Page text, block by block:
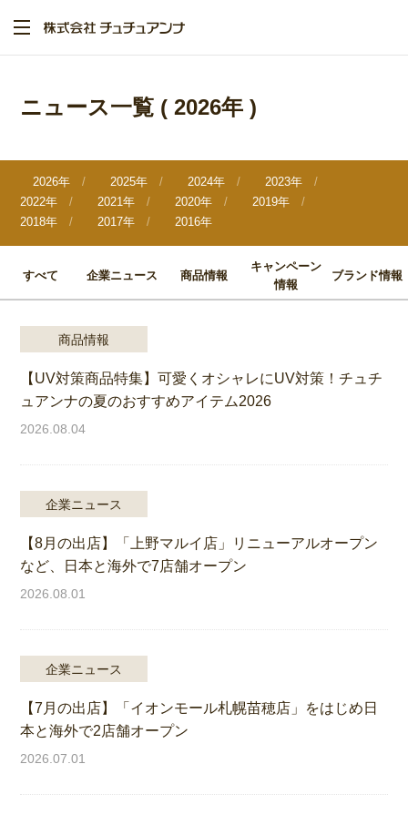
コ
ニュース一覧 ( 2026年 )
2026年 2025年 2024年
2023年
2022年
2021年 2020年
2019年
2018年
2017年 2016年
すべて 企業ニュース 商品情報
キャンペーン
情報
ブランド情報
商品情報
【UV対策商品特集】可愛くオシャレにUV対策！チュチ
ュアンナの夏のおすすめアイテム2026
2026.08.04
企業ニュース
【8月の出店】「上野マルイ店」リニューアルオープン
など、日本と海外で7店舗オープン
2026.08.01
企業ニュース
【7月の出店】「イオンモール札幌苗穂店」をはじめ日
本と海外で2店舗オープン
2026.07.01